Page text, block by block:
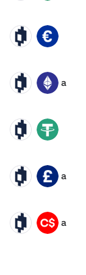
MIR EUR
MIR ETH a
MIR USDT
MIR GBP a
MIR CAD a